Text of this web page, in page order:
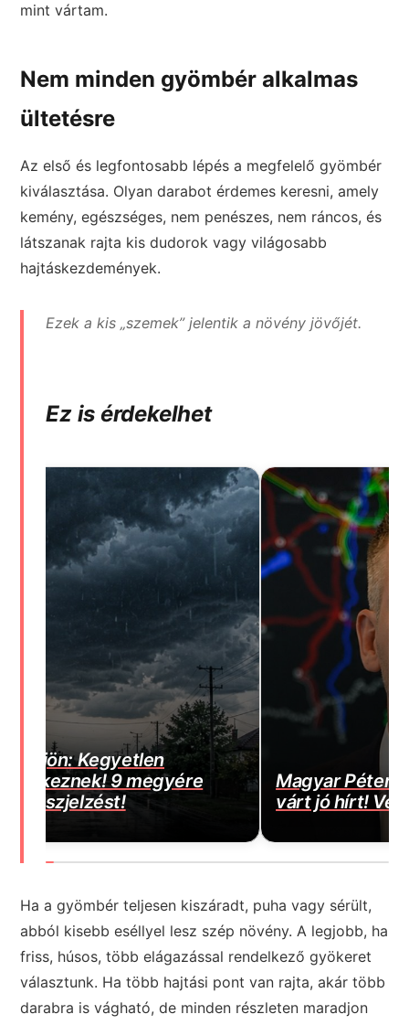
mint vártam.
Nem minden gyömbér alkalmas
ültetésre
Az első és legfontosabb lépés a megfelelő gyömbér
kiválasztása. Olyan darabot érdemes keresni, amely
kemény, egészséges, nem penészes, nem ráncos, és
látszanak rajta kis dudorok vagy világosabb
hajtáskezdemények.
Ezek a kis „szemek” jelentik a növény jövőjét.
Ez is érdekelhet
Magyar Péter bejelentette a várva-
várt jó hírt! Végre elkezdődött…
Ha a gyömbér teljesen kiszáradt, puha vagy sérült,
abból kisebb eséllyel lesz szép növény. A legjobb, ha
friss, húsos, több elágazással rendelkező gyökeret
választunk. Ha több hajtási pont van rajta, akár több
darabra is vágható, de minden részleten maradjon